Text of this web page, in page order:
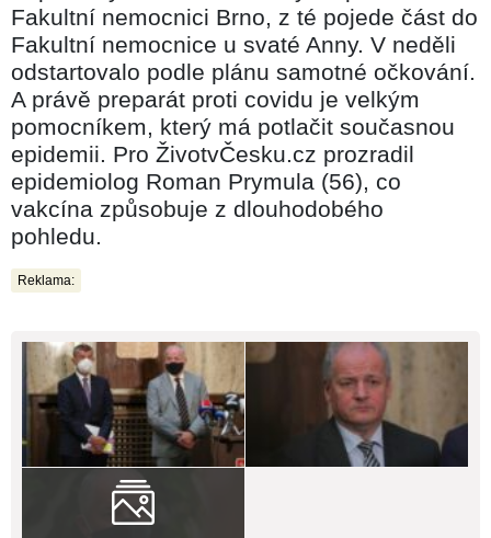
Fakultní nemocnici Brno, z té pojede část do
Fakultní nemocnice u svaté Anny. V neděli
odstartovalo podle plánu samotné očkování.
A právě preparát proti covidu je velkým
pomocníkem, který má potlačit současnou
epidemii. Pro ŽivotvČesku.cz prozradil
epidemiolog Roman Prymula (56), co
vakcína způsobuje z dlouhodobého
pohledu.
Reklama: